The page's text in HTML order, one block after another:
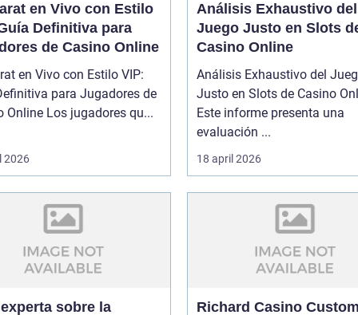
en Vivo con Estilo
Definitiva para
de Casino Online
en Vivo con Estilo VIP:
para Jugadores de
Casino Online Los jugadores qu...
2026
Análisis Exhaustivo del
Juego Justo en Slots
Casino Online
Análisis Exhaustivo del
Justo en Slots de Casino
Este informe presenta una
evaluación ...
18 april 2026
sobre la
Richard Casino